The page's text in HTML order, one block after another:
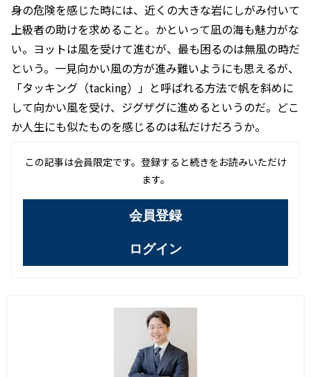
身の危険を感じた時には、近くの大きな岩にしがみ付いて
上級者の助けを求めること。かといって凪の海も魅力がな
い。ヨットは風を受けて進むが、最も困るのは無風の時だ
という。一見向かい風の方が進み難いようにも思えるが、
「タッキング（tacking）」と呼ばれる方法で帆を斜めに
して向かい風を受け、ジグザグに進めるというのだ。どこ
か人生にも似たものを感じるのは私だけだろうか。
この記事は会員限定です。登録すると続きをお読みいただけ
ます。
会員登録
ログイン